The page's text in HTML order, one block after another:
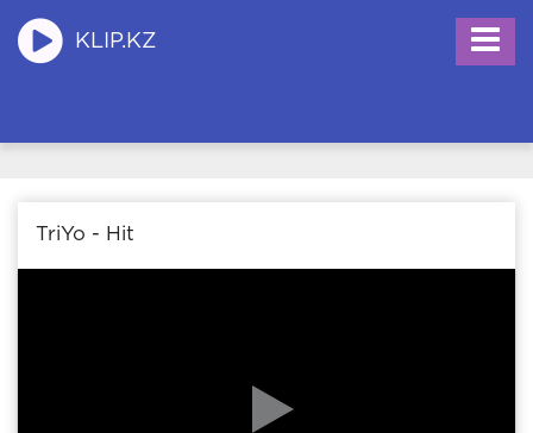
KLIP.KZ
TriYo - Hit